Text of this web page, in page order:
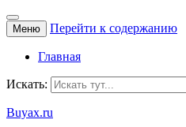
Меню Перейти к содержанию
Главная
Искать:
Buyax.ru